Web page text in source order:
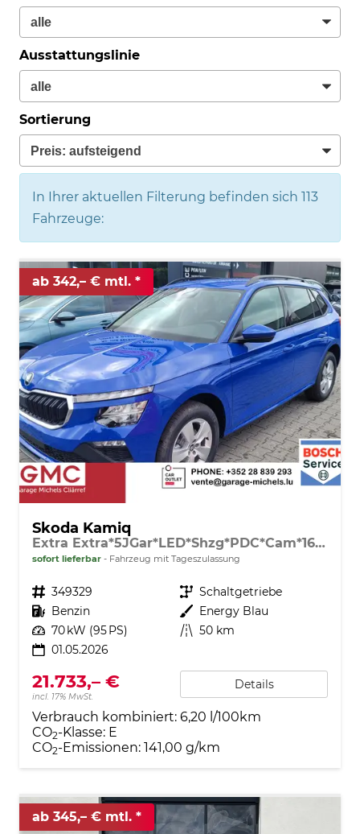
Ausstattungslinie
Sortierung
In Ihrer aktuellen Filterung befinden sich 113
Fahrzeuge:
ab 342,– € mtl.
Skoda Kamiq
Extra Extra*5JGar*LED*Shzg*PDC*Cam*16Zoll*ACA*
sofort lieferbar Fahrzeug mit Tageszulassung
Fahrzeugnr. 349329 Getriebe Schaltgetriebe
Kraftstoff Benzin Außenfarbe Energy Blau
Leistung 70 kW (95 PS) Kilometerstand 50 km
01.05.2026
21.733,– €
incl. 17% MwSt.
Details
Verbrauch kombiniert: 6,20 l/100km
CO2-Klasse: E
CO2-Emissionen: 141,00 g/km
ab 345,– € mtl.